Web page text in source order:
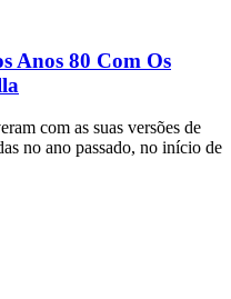
Anos 80 Com Os
com as suas versões de
no ano passado, no início de